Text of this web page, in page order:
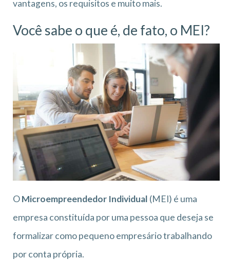
vantagens, os requisitos e muito mais.
Você sabe o que é, de fato, o MEI?
OMicroempreendedor Individual (MEI) é uma
empresa constituída por uma pessoa que deseja se
formalizar como pequeno empresário trabalhando
por conta própria.